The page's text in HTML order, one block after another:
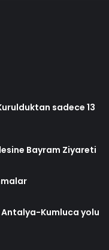
sadece 13
Bayram Ziyareti
Antalya-Kumluca yolu